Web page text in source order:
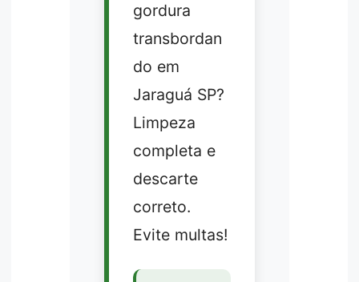
gordura
transbordan
do em
Jaraguá SP?
Limpeza
completa e
descarte
correto.
Evite multas!